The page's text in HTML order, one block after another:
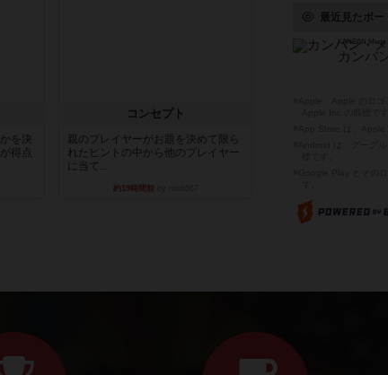
を決
得点
コンセプト
親のプレイヤーがお題を決めて限ら
れたヒントの中から他のプレイヤー
に当て...
約19時間前
最近見たボー
KANBAN Menu
カンバ